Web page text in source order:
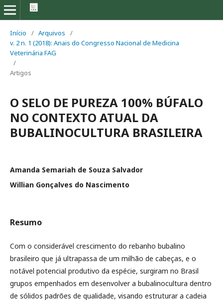
Início / Arquivos
/
v. 2 n. 1 (2018): Anais do Congresso Nacional de Medicina
Veterinária FAG
/
Artigos
O SELO DE PUREZA 100% BÚFALO
NO CONTEXTO ATUAL DA
BUBALINOCULTURA BRASILEIRA
Amanda Semariah de Souza Salvador
Willian Gonçalves do Nascimento
Resumo
Com o considerável crescimento do rebanho bubalino
brasileiro que já ultrapassa de um milhão de cabeças, e o
notável potencial produtivo da espécie, surgiram no Brasil
grupos empenhados em desenvolver a bubalinocultura dentro
de sólidos padrões de qualidade, visando estruturar a cadeia